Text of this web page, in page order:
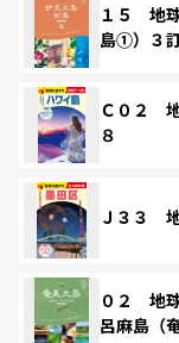
１５ 地
島①）３
Ｃ０２
８
Ｊ３３
０２ 地
呂麻島（